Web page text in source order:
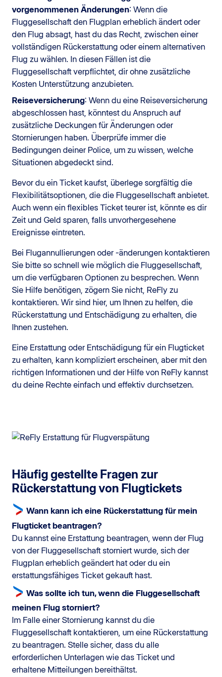
vorgenommenen Änderungen: Wenn die
Fluggesellschaft den Flugplan erheblich ändert oder
den Flug absagt, hast du das Recht, zwischen einer
vollständigen Rückerstattung oder einem alternativen
Flug zu wählen. In diesen Fällen ist die
Fluggesellschaft verpflichtet, dir ohne zusätzliche
Kosten Unterstützung anzubieten.
Reiseversicherung: Wenn du eine Reiseversicherung
abgeschlossen hast, könntest du Anspruch auf
zusätzliche Deckungen für Änderungen oder
Stornierungen haben. Überprüfe immer die
Bedingungen deiner Police, um zu wissen, welche
Situationen abgedeckt sind.
Bevor du ein Ticket kaufst, überlege sorgfältig die
Flexibilitätsoptionen, die die Fluggesellschaft anbietet.
Auch wenn ein flexibles Ticket teurer ist, könnte es dir
Zeit und Geld sparen, falls unvorhergesehene
Ereignisse eintreten.
Bei Flugannullierungen oder -änderungen kontaktieren
Sie bitte so schnell wie möglich die Fluggesellschaft,
um die verfügbaren Optionen zu besprechen. Wenn
Sie Hilfe benötigen, zögern Sie nicht, ReFly zu
kontaktieren. Wir sind hier, um Ihnen zu helfen, die
Rückerstattung und Entschädigung zu erhalten, die
Ihnen zustehen.
Eine Erstattung oder Entschädigung für ein Flugticket
zu erhalten, kann kompliziert erscheinen, aber mit den
richtigen Informationen und der Hilfe von ReFly kannst
du deine Rechte einfach und effektiv durchsetzen.
Häufig gestellte Fragen zur
Rückerstattung von Flugtickets
Wann kann ich eine Rückerstattung für mein
Flugticket beantragen?
Du kannst eine Erstattung beantragen, wenn der Flug
von der Fluggesellschaft storniert wurde, sich der
Flugplan erheblich geändert hat oder du ein
erstattungsfähiges Ticket gekauft hast.
Was sollte ich tun, wenn die Fluggesellschaft
meinen Flug storniert?
Im Falle einer Stornierung kannst du die
Fluggesellschaft kontaktieren, um eine Rückerstattung
zu beantragen. Stelle sicher, dass du alle
erforderlichen Unterlagen wie das Ticket und
erhaltene Mitteilungen bereithältst.